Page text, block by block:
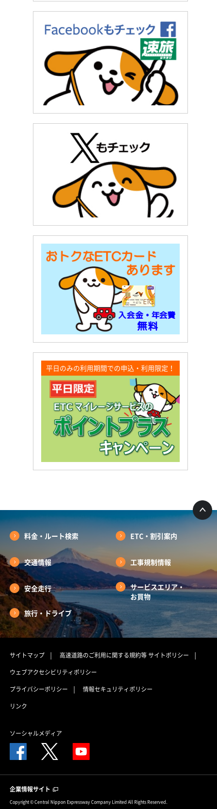
平日のみの利用期間での申込・利用限定！
料金・ルート検索 ETC・割引案内
交通情報 工事規制情報
安全走行
サービスエリア・
お買物
旅行・ドライブ
サイトマップ 高速道路のご利用に関する規約等サイトポリシー
ウェブアクセシビリティポリシー
プライバシーポリシー
情報セキュリティポリシー
リンク
ソーシャルメディア
企業情報サイト
Copyright © Central Nippon Expressway Company Limited All Rights Reserved.